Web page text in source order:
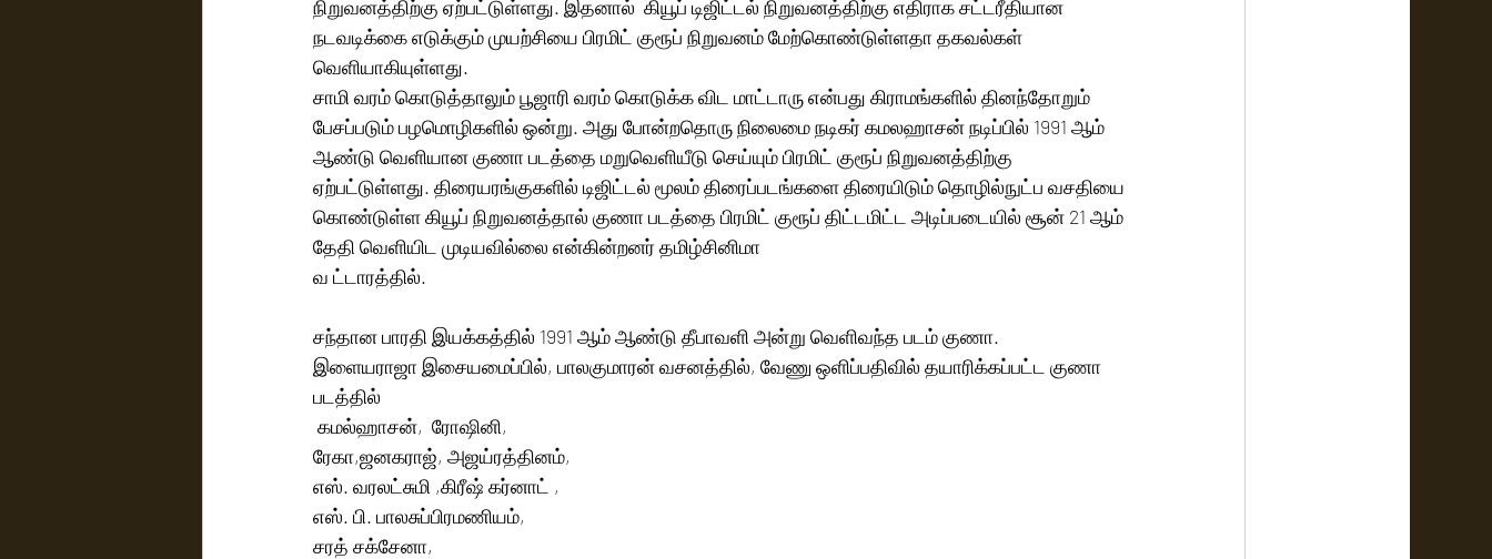
நிறுவனத்திற்கு ஏற்பட்டுள்ளது. இதனால்  கியூப் டிஜிட்டல் நிறுவனத்திற்கு எதிராக சட்டரீதியான
நடவடிக்கை எடுக்கும் முயற்சியை பிரமிட் குரூப் நிறுவனம் மேற்கொண்டுள்ளதா தகவல்கள்
வெளியாகியுள்ளது.
சாமி வரம் கொடுத்தாலும் பூஜாரி வரம் கொடுக்க விட மாட்டாரு என்பது கிராமங்களில் தினந்தோறும்
பேசப்படும் பழமொழிகளில் ஒன்று. அது போன்றதொரு நிலைமை நடிகர் கமலஹாசன் நடிப்பில் 1991 ஆம்
ஆண்டு வெளியான குணா படத்தை மறுவெளியீடு செய்யும் பிரமிட் குரூப் நிறுவனத்திற்கு
ஏற்பட்டுள்ளது. திரையரங்குகளில் டிஜிட்டல் மூலம் திரைப்படங்களை திரையிடும் தொழில்நுட்ப வசதியை
கொண்டுள்ள கியூப் நிறுவனத்தால் குணா படத்தை பிரமிட் குரூப் திட்டமிட்ட அடிப்படையில் சூன் 21 ஆம்
தேதி வெளியிட முடியவில்லை என்கின்றனர் தமிழ்சினிமா
வ ட்டாரத்தில்.
சந்தான பாரதி இயக்கத்தில் 1991 ஆம் ஆண்டு தீபாவளி அன்று வெளிவந்த படம் குணா.
இளையராஜா இசையமைப்பில், பாலகுமாரன் வசனத்தில், வேணு ஒளிப்பதிவில் தயாரிக்கப்பட்ட குணா
படத்தில்
கமல்ஹாசன்,  ரோஷினி,
ரேகா,ஜனகராஜ், அஜய்ரத்தினம்,
எஸ். வரலட்சுமி ,கிரீஷ் கர்னாட் ,
எஸ். பி. பாலசுப்பிரமணியம்,
சரத் சக்சேனா,